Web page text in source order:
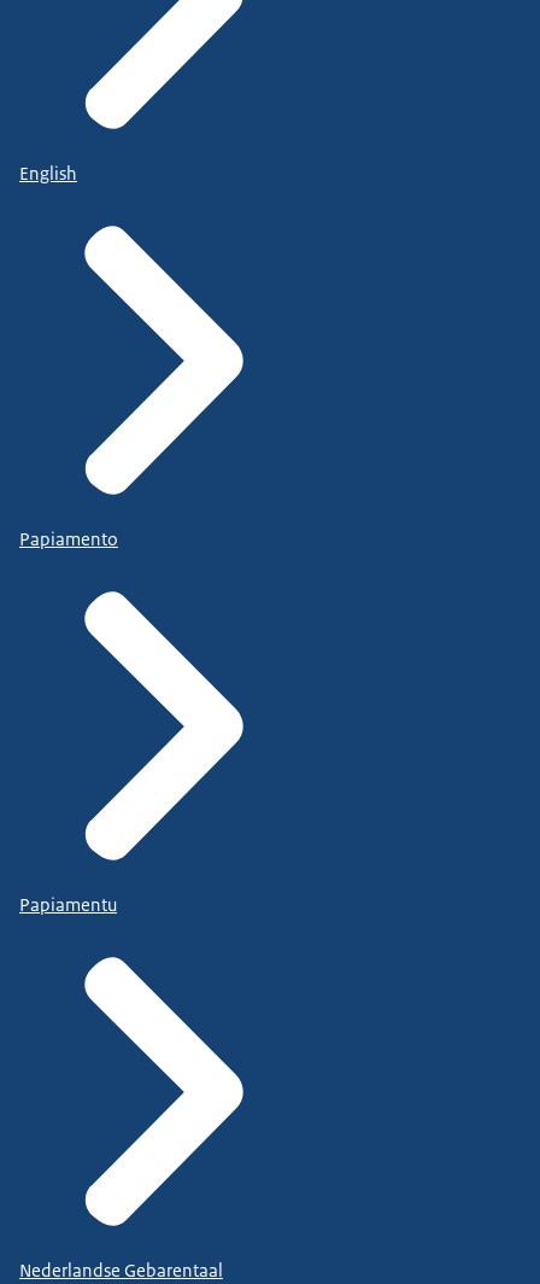
English
Papiamento
Papiamentu
Nederlandse Gebarentaal